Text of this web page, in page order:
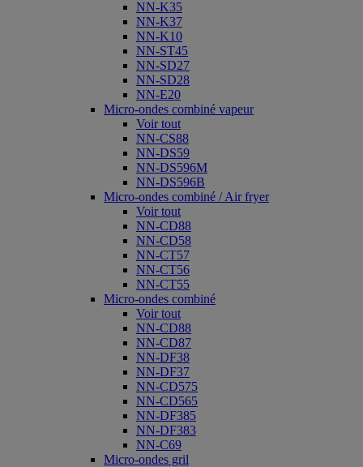
NN-K35
NN-K37
NN-K10
NN-ST45
NN-SD27
NN-SD28
NN-E20
Micro-ondes combiné vapeur
Voir tout
NN-CS88
NN-DS59
NN-DS596M
NN-DS596B
Micro-ondes combiné / Air fryer
Voir tout
NN-CD88
NN-CD58
NN-CT57
NN-CT56
NN-CT55
Micro-ondes combiné
Voir tout
NN-CD88
NN-CD87
NN-DF38
NN-DF37
NN-CD575
NN-CD565
NN-DF385
NN-DF383
NN-C69
Micro-ondes gril